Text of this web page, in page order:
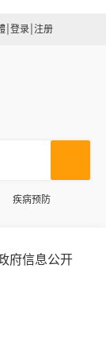
登录 注册
疾病预防
府信息公开